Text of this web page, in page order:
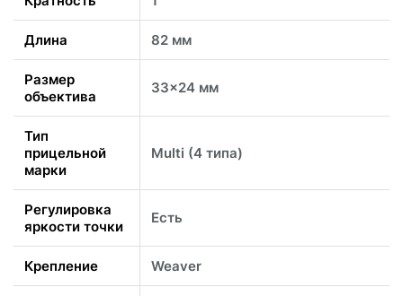
Длина 82 мм
Размер
объектива
33x24 мм
Тип
прицельной
марки
Multi (4 типа)
Регулировка
яркости точки
Есть
Крепление Weaver